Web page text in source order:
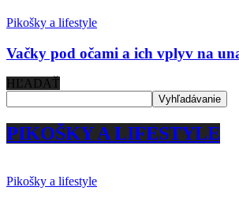
Pikošky a lifestyle
Vačky pod očami a ich vplyv na
HĽADAŤ
PIKOŠKY A LIFESTYLE
Pikošky a lifestyle